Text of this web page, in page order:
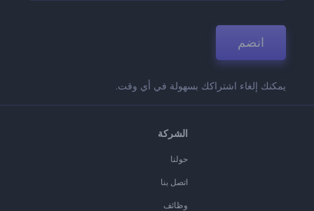
انضم
يمكنك إلغاء اشتراكك بسهولة في أي وقت.
الشركة
حولنا
اتصل بنا
وظائف